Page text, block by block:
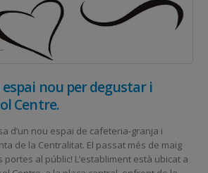
espai nou per degustar i
Centre.
d’un nou espai de cafeteria-granja i
de la Centralitat. El passat més de maig
portes al públic! L’establiment està ubicat a